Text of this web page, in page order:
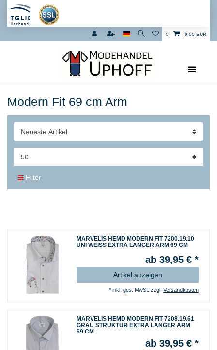
0 0,00 EUR
Modern Fit 69 cm Arm
Filter
MARVELIS HEMD MODERN FIT 7200.19.10
UNI WEISS EXTRA LANGER ARM 69 CM
ab 39,95 € *
Artikel anzeigen
* inkl. ges. MwSt. zzgl. Versandkosten
MARVELIS HEMD MODERN FIT 7208.19.61
GRAU STRUKTUR EXTRA LANGER ARM
69 CM
ab 39,95 € *